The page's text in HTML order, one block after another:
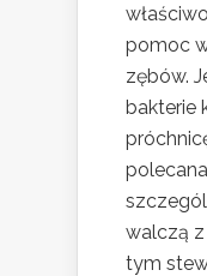
pomoc
zębów.
bakterie
walczą z
tym